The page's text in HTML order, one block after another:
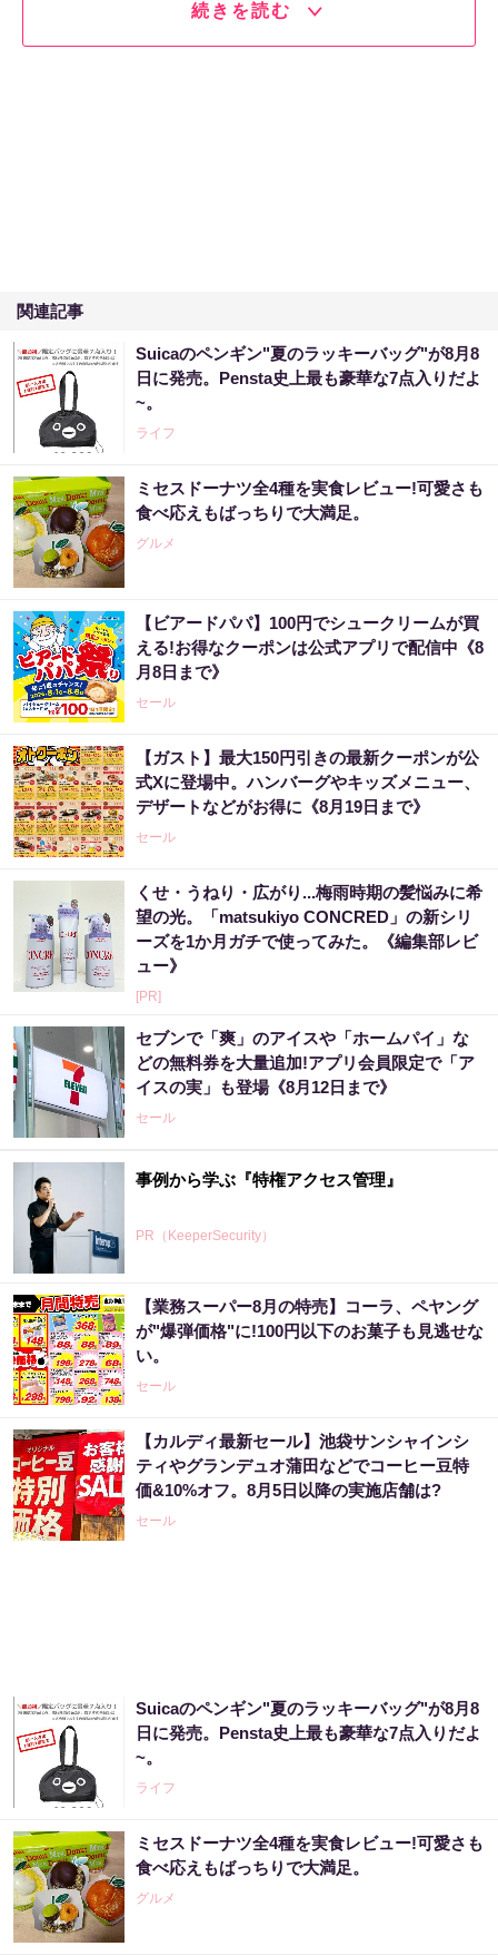
続きを読む
関連記事
Suicaのペンギン"夏のラッキーバッグ"が8月8
日に発売。Pensta史上最も豪華な7点入りだよ
~。
ライフ
ミセスドーナツ全4種を実食レビュー!可愛さも
食べ応えもばっちりで大満足。
グルメ
【ビアードパパ】100円でシュークリームが買
える!お得なクーポンは公式アプリで配信中《8
月8日まで》
セール
【ガスト】最大150円引きの最新クーポンが公
式Xに登場中。ハンバーグやキッズメニュー、
デザートなどがお得に《8月19日まで》
セール
くせ・うねり・広がり...梅雨時期の髪悩みに希
望の光。「matsukiyo CONCRED」の新シリ
ーズを1か月ガチで使ってみた。《編集部レビ
ュー》
[PR]
セブンで「爽」のアイスや「ホームパイ」な
どの無料券を大量追加!アプリ会員限定で「ア
イスの実」も登場《8月12日まで》
セール
事例から学ぶ『特権アクセス管理』
PR（KeeperSecurity）
【業務スーパー8月の特売】コーラ、ペヤング
が"爆弾価格"に!100円以下のお菓子も見逃せな
い。
セール
【カルディ最新セール】池袋サンシャインシ
ティやグランデュオ蒲田などでコーヒー豆特
価&10%オフ。8月5日以降の実施店舗は?
セール
Suicaのペンギン"夏のラッキーバッグ"が8月8
日に発売。Pensta史上最も豪華な7点入りだよ
~。
ライフ
ミセスドーナツ全4種を実食レビュー!可愛さも
食べ応えもばっちりで大満足。
グルメ